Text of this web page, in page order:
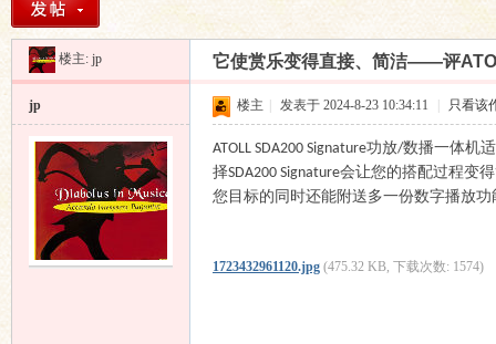
» › ›
楼主: jp 它使赏乐变得直接、简洁——评
jp 楼主 发表于 2024-8-23 10:34:11 只看该
ATOLL SDA200 Signature功放/数播一体机
择SDA200 Signature会让您的搭配过程变
您目标的同时还能附送多一份数字播放
1723432961120.jpg (475.32 KB, 下载次数: 1574)